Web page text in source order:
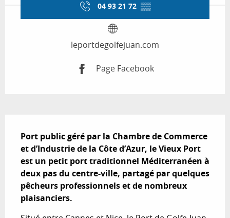
04 93 21 72 ▒▒
leportdegolfejuan.com
Page Facebook
Port public géré par la Chambre de Commerce
et d’Industrie de la Côte d’Azur, le Vieux Port
est un petit port traditionnel Méditerranéen à
deux pas du centre-ville, partagé par quelques
pêcheurs professionnels et de nombreux
plaisanciers.